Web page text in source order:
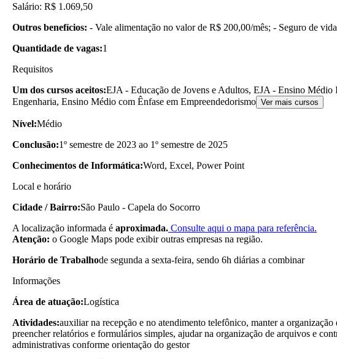
Salário: R$ 1.069,50
Outros benefícios: - Vale alimentação no valor de R$ 200,00/mês; - Seguro de
Quantidade de vagas:1
Requisitos
Um dos cursos aceitos:EJA - Educação de Jovens e Adultos, EJA - Ensino
Engenharia, Ensino Médio com Ênfase em Empreendedorismo Ver mais cursos
Nível:Médio
Conclusão:1º semestre de 2023 ao 1º semestre de 2025
Conhecimentos de Informática:Word, Excel, Power Point
Local e horário
Cidade / Bairro:São Paulo - Capela do Socorro
A localização informada é aproximada. Consulte aqui o mapa para referência.
Atenção: o Google Maps pode exibir outras empresas na região.
Horário de Trabalhode segunda a sexta-feira, sendo 6h diárias a combinar
Informações
Área de atuação:Logística
Atividades:auxiliar na recepção e no atendimento telefônico, manter a
preencher relatórios e formulários simples, ajudar na organização de arquivos e
administrativas conforme orientação do gestor